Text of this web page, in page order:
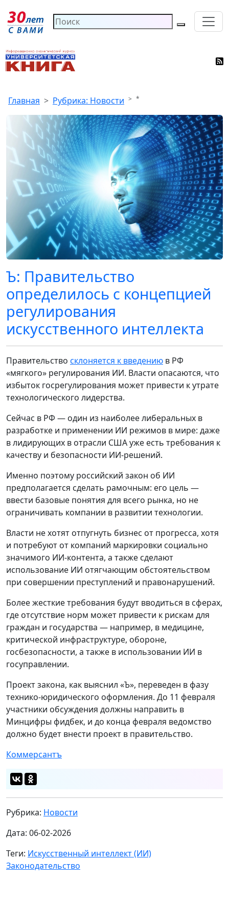
Главная Рубрика: Новости *
Ъ: Правительство
определилось с концепцией
регулирования
искусственного интеллекта
Правительство склоняется к введению в РФ
«мягкого» регулирования ИИ. Власти опасаются, что
избыток госрегулирования может привести к утрате
технологического лидерства.
Сейчас в РФ — один из наиболее либеральных в
разработке и применении ИИ режимов в мире: даже
в лидирующих в отрасли США уже есть требования к
качеству и безопасности ИИ-решений.
Именно поэтому российский закон об ИИ
предполагается сделать рамочным: его цель —
ввести базовые понятия для всего рынка, но не
ограничивать компании в развитии технологии.
Власти не хотят отпугнуть бизнес от прогресса, хотя
и потребуют от компаний маркировки социально
значимого ИИ-контента, а также сделают
использование ИИ отягчающим обстоятельством
при совершении преступлений и правонарушений.
Более жесткие требования будут вводиться в сферах,
где отсутствие норм может привести к рискам для
граждан и государства — например, в медицине,
критической инфраструктуре, обороне,
госбезопасности, а также в использовании ИИ в
госуправлении.
Проект закона, как выяснил «Ъ», переведен в фазу
технико-юридического оформления. До 11 февраля
участники обсуждения должны направить в
Минцифры фидбек, и до конца февраля ведомство
должно будет внести проект в правительство.
Коммерсантъ
Рубрика: Новости
Дата: 06-02-2026
Теги: Искусственный интеллект (ИИ)
Законодательство